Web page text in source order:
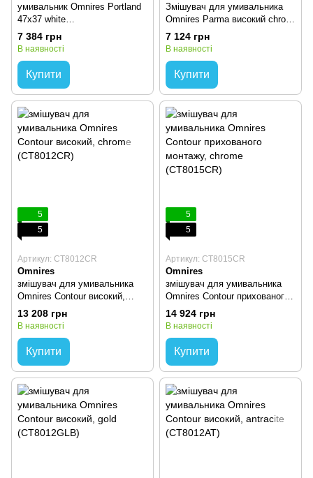
умивальник Omnires Portland
47x37 white
(PORTLAND475BP)
7 384 грн
В наявності
Купити
Змішувач для умивальника
Omnires Parma високий chrom
(PM7412CR)
7 124 грн
В наявності
Купити
5
5
Артикул: CT8012CR
Omnires
змішувач для умивальника
Omnires Contour високий,
chrome (CT8012CR)
13 208 грн
В наявності
Купити
5
5
Артикул: CT8015CR
Omnires
змішувач для умивальника
Omnires Contour прихованого
монтажу, chrome (CT8015CR)
14 924 грн
В наявності
Купити